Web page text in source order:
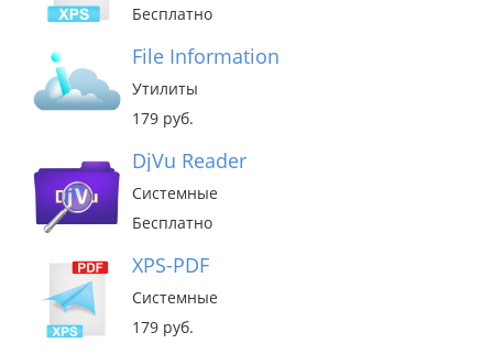
Бесплатно
File Information
Утилиты
179 руб.
DjVu Reader
Системные
Бесплатно
XPS-PDF
Системные
179 руб.